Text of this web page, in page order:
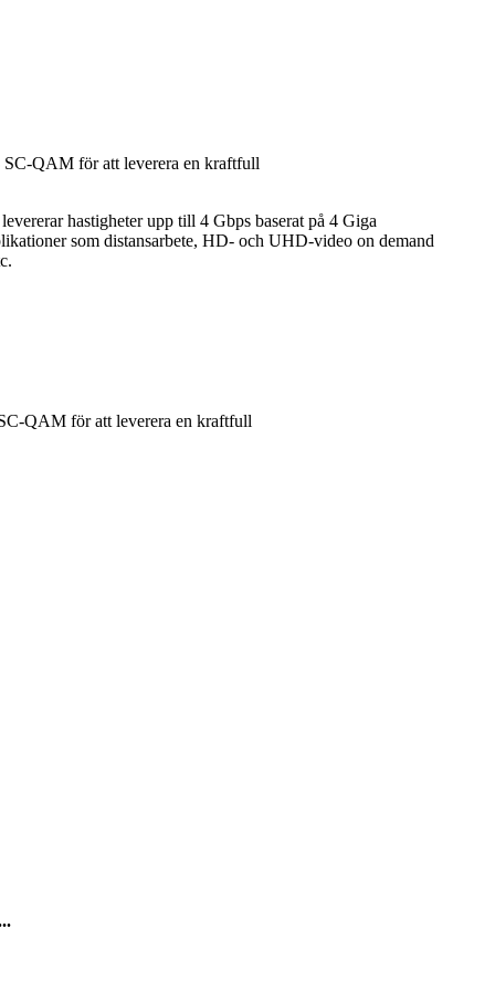
QAM för att leverera en kraftfull
hastigheter upp till 4 Gbps baserat på 4 Giga
som distansarbete, HD- och UHD-video on demand
QAM för att leverera en kraftfull